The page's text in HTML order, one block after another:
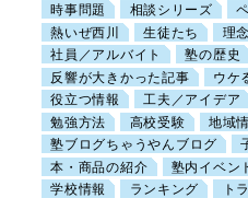
時事問題
相談シリーズ
熱いぜ西川
生徒たち 理
社員／アルバイト
塾の歴史
反響が大きかった記事
ウケ
役立つ情報
工夫／アイデア
勉強方法
高校受験
地域
塾ブログちゃうやんブログ
本・商品の紹介
塾内イベン
学校情報
ランキング ト